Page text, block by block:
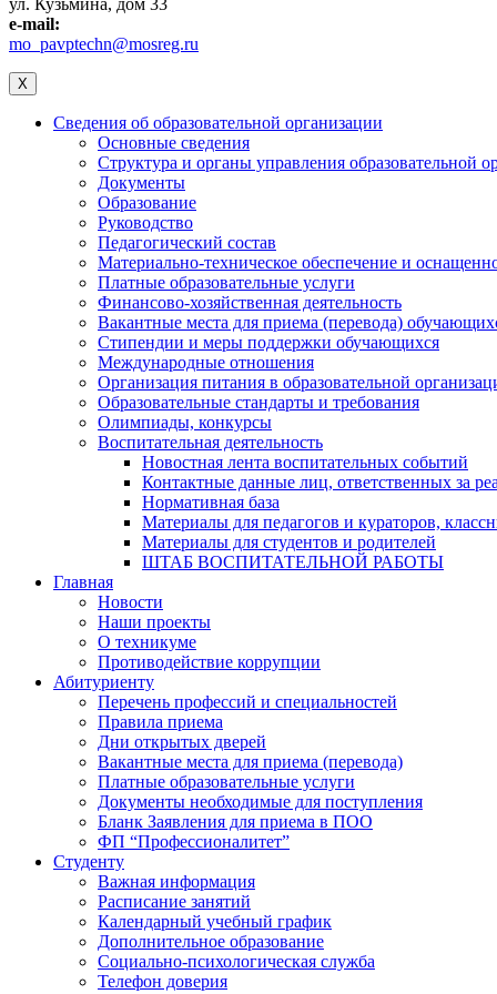
e-mail:
mo_pavptechn@mosreg.ru
X
Сведения об образовательной организации
Основные сведения
Структура и органы управления образовательной
Документы
Образование
Руководство
Педагогический состав
Материально-техническое обеспечение и
Платные образовательные услуги
Финансово-хозяйственная деятельность
Вакантные места для приема (перевода)
Стипендии и меры поддержки обучающихся
Международные отношения
Организация питания в образовательной
Образовательные стандарты и требования
Олимпиады, конкурсы
Воспитательная деятельность
Новостная лента воспитательных событий
Контактные данные лиц, ответственных за
Нормативная база
Материалы для педагогов и кураторов,
Материалы для студентов и родителей
ШТАБ ВОСПИТАТЕЛЬНОЙ РАБОТЫ
Главная
Новости
Наши проекты
О техникуме
Противодействие коррупции
Абитуриенту
Перечень профессий и специальностей
Правила приема
Дни открытых дверей
Вакантные места для приема (перевода)
Платные образовательные услуги
Документы необходимые для поступления
Бланк Заявления для приема в ПОО
ФП “Профессионалитет”
Студенту
Важная информация
Расписание занятий
Календарный учебный график
Дополнительное образование
Социально-психологическая служба
Телефон доверия